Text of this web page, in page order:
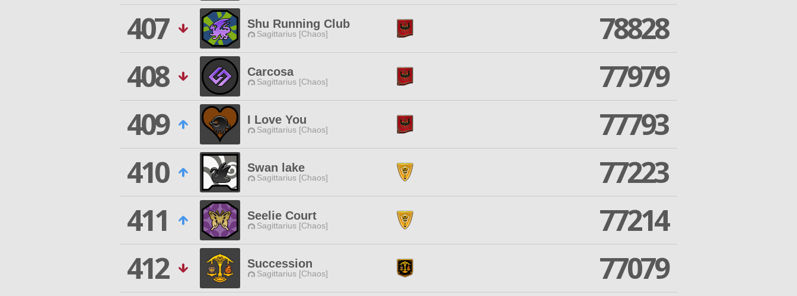
407
Shu Running Club
Sagittarius [Chaos]
78828
408
Carcosa
Sagittarius [Chaos]
77979
409
I Love You
Sagittarius [Chaos]
77793
410
Swan lake
Sagittarius [Chaos]
77223
411
Seelie Court
Sagittarius [Chaos]
77214
412
Succession
Sagittarius [Chaos]
77079